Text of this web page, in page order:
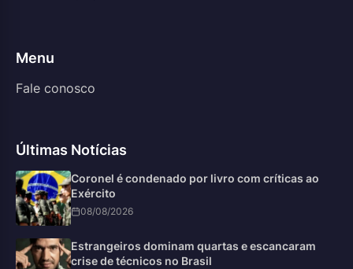
Menu
Fale conosco
Últimas Notícias
Coronel é condenado por livro com críticas ao
Exército
08/08/2026
Estrangeiros dominam quartas e escancaram
crise de técnicos no Brasil